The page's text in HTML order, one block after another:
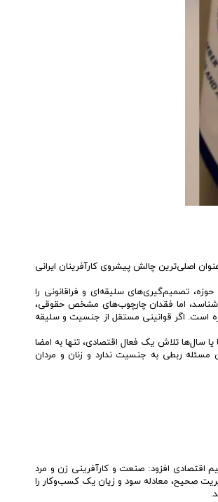
اصلی‌ترین چالش پیشروی کارآفرینان ایرانی
تصمیم‌گیری‌های سلیقه‌ای و فراقانونی را
اما فقدان چارچوب‌های مشخص حقوقی،
است. اگر قوانینی مستقل از جنسیت و سلیقه
سال‌ها تلاش یک فعال اقتصادی، تنها به امضا
ربطی به جنسیت ندارد و زنان و مردان
اقتصادی افزود: صنعت و کارآفرینی زن و مرد
صحیح، معادله سود و زیان یک کسب‌وکار را